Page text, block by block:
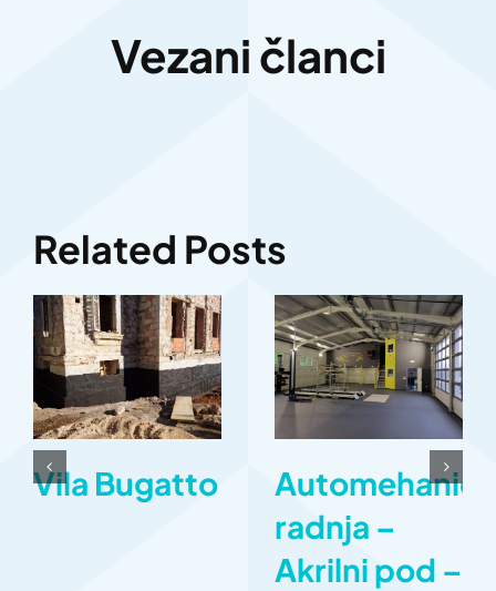
Vezani članci
Related Posts
Vila Bugatto
radnja –
Akrilni pod –